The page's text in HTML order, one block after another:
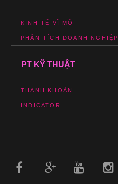
KINH TẾ VĨ MÔ
PHÂN TÍCH DOANH NGHIỆP
PT KỸ THUẬT
THANH KHOẢN
INDICATOR